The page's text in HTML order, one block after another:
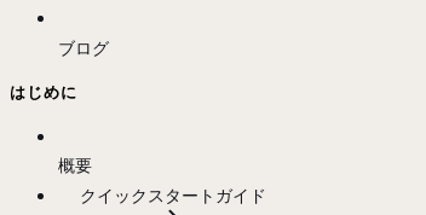
ブログ
はじめに
概要
クイックスタートガイド